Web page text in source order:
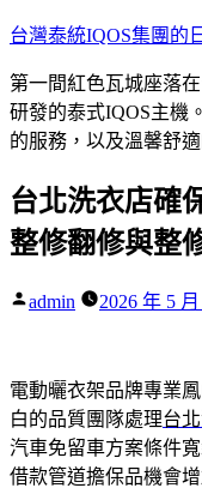
跳
主
要
內
台灣泰統IQOS集團的
第一間紅色瓦城座落
研發的泰式IQOS主機
的服務，以及溫馨舒
台北洗衣店確
整修翻修與整
作
admin 2026 年 5 月
電動曬衣架品牌專業
白的品質團隊處理台
汽車免留車方案條件
借款管道擔保品機會